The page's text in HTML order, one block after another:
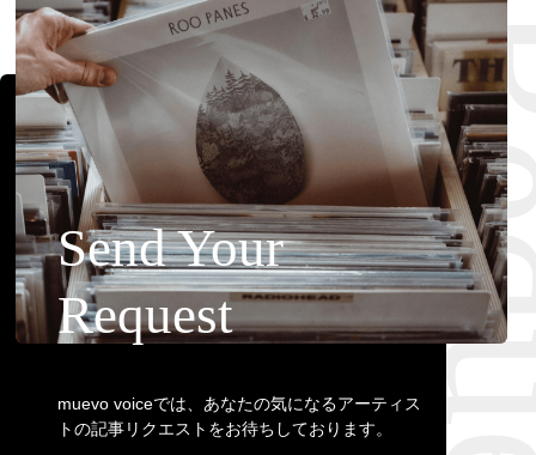
Send Your
Request
muevo voiceでは、あなたの気になるアーティス
トの記事リクエストをお待ちしております。